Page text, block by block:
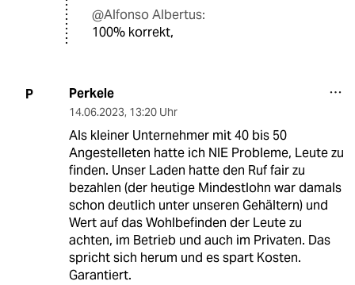
@Alfonso Albertus:
100% korrekt,
P Perkele
14.06.2023, 13:20 Uhr
Als kleiner Unternehmer mit 40 bis 50
Angestelleten hatte ich NIE Probleme, Leute zu
finden. Unser Laden hatte den Ruf fair zu
bezahlen (der heutige Mindestlohn war damals
schon deutlich unter unseren Gehältern) und
Wert auf das Wohlbefinden der Leute zu
achten, im Betrieb und auch im Privaten. Das
spricht sich herum und es spart Kosten.
Garantiert.